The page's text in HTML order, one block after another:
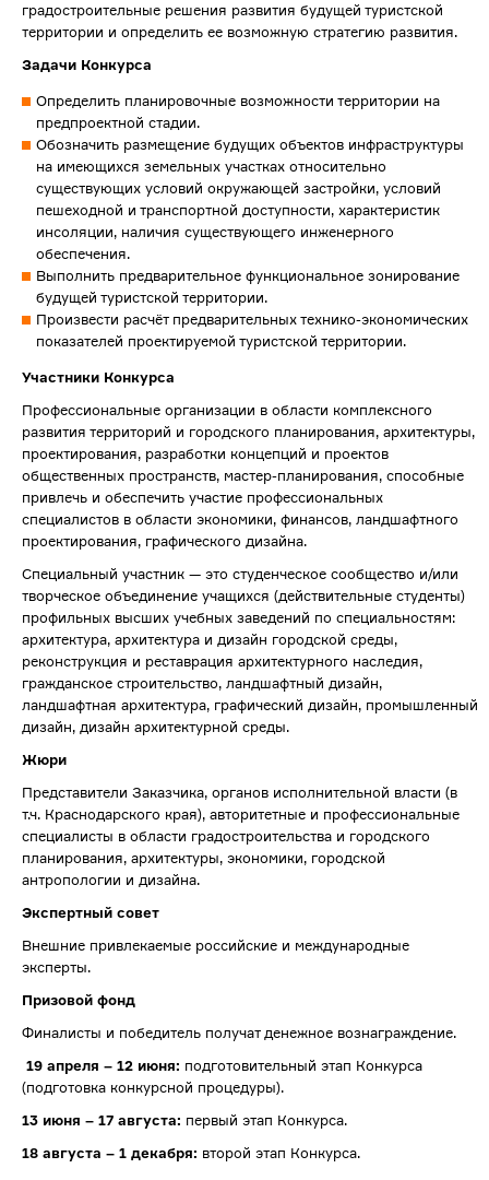
градостроительные решения развития будущей туристской
территории и определить ее возможную стратегию развития.
Задачи Конкурса
Определить планировочные возможности территории на
предпроектной стадии.
Обозначить размещение будущих объектов инфраструктуры
на имеющихся земельных участках относительно
существующих условий окружающей застройки, условий
пешеходной и транспортной доступности, характеристик
инсоляции, наличия существующего инженерного
обеспечения.
Выполнить предварительное функциональное зонирование
будущей туристской территории.
Произвести расчёт предварительных технико-экономических
показателей проектируемой туристской территории.
Участники Конкурса
Профессиональные организации в области комплексного
развития территорий и городского планирования, архитектуры,
проектирования, разработки концепций и проектов
общественных пространств, мастер-планирования, способные
привлечь и обеспечить участие профессиональных
специалистов в области экономики, финансов, ландшафтного
проектирования, графического дизайна.
Специальный участник — это студенческое сообщество и/или
творческое объединение учащихся (действительные студенты)
профильных высших учебных заведений по специальностям:
архитектура, архитектура и дизайн городской среды,
реконструкция и реставрация архитектурного наследия,
гражданское строительство, ландшафтный дизайн,
ландшафтная архитектура, графический дизайн, промышленный
дизайн, дизайн архитектурной среды.
Жюри
Представители Заказчика, органов исполнительной власти (в
т.ч. Краснодарского края), авторитетные и профессиональные
специалисты в области градостроительства и городского
планирования, архитектуры, экономики, городской
антропологии и дизайна.
Экспертный совет
Внешние привлекаемые российские и международные
эксперты.
Призовой фонд
Финалисты и победитель получат денежное вознаграждение.
19 апреля – 12 июня: подготовительный этап Конкурса
(подготовка конкурсной процедуры).
13 июня – 17 августа: первый этап Конкурса.
18 августа – 1 декабря: второй этап Конкурса.